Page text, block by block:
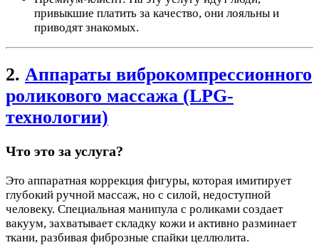
привыкшие платить за качество, они лояльны и
приводят знакомых.
2. Аппараты виброкомпрессионного
роликового массажа (LPG-
технологии)
Что это за услуга?
Это аппаратная коррекция фигуры, которая имитирует
глубокий ручной массаж, но с силой, недоступной
человеку. Специальная манипула с роликами создает
вакуум, захватывает складку кожи и активно разминает
ткани, разбивая фиброзные спайки целлюлита.